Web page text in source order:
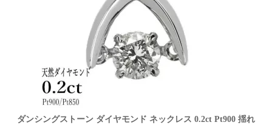
ダンシングストーン ダイヤモンド ネックレス 0.2ct Pt900 揺れ